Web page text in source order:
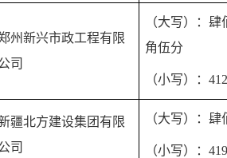
州新兴市政工程有限
司
（大写）：
角伍分
（小写）：
疆北方建设集团有限
司
（大写）：
（小写）：